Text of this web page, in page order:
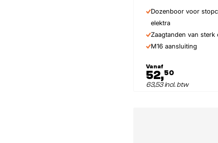
Dozenboor voor
elektra
Zaagtanden van sterk
M16 aansluiting
Vanaf
52,50
63,53 incl. btw